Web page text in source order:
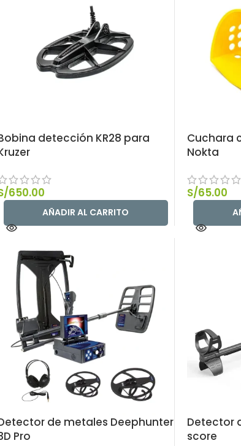
detección KR28 para
650.00
AÑADIR AL CARRITO
Cuchara
Nokta
S/65.00
de metales Deephunter
Pro
Detector
score